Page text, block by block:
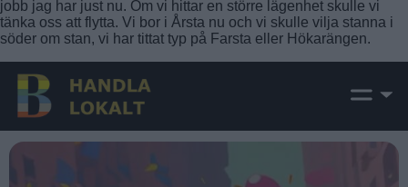
jobb jag har just nu. Om vi hittar en större lägenhet skulle vi
tänka oss att flytta. Vi bor i Årsta nu och vi skulle vilja stanna i
söder om stan, vi har tittat typ på Farsta eller Hökarängen.